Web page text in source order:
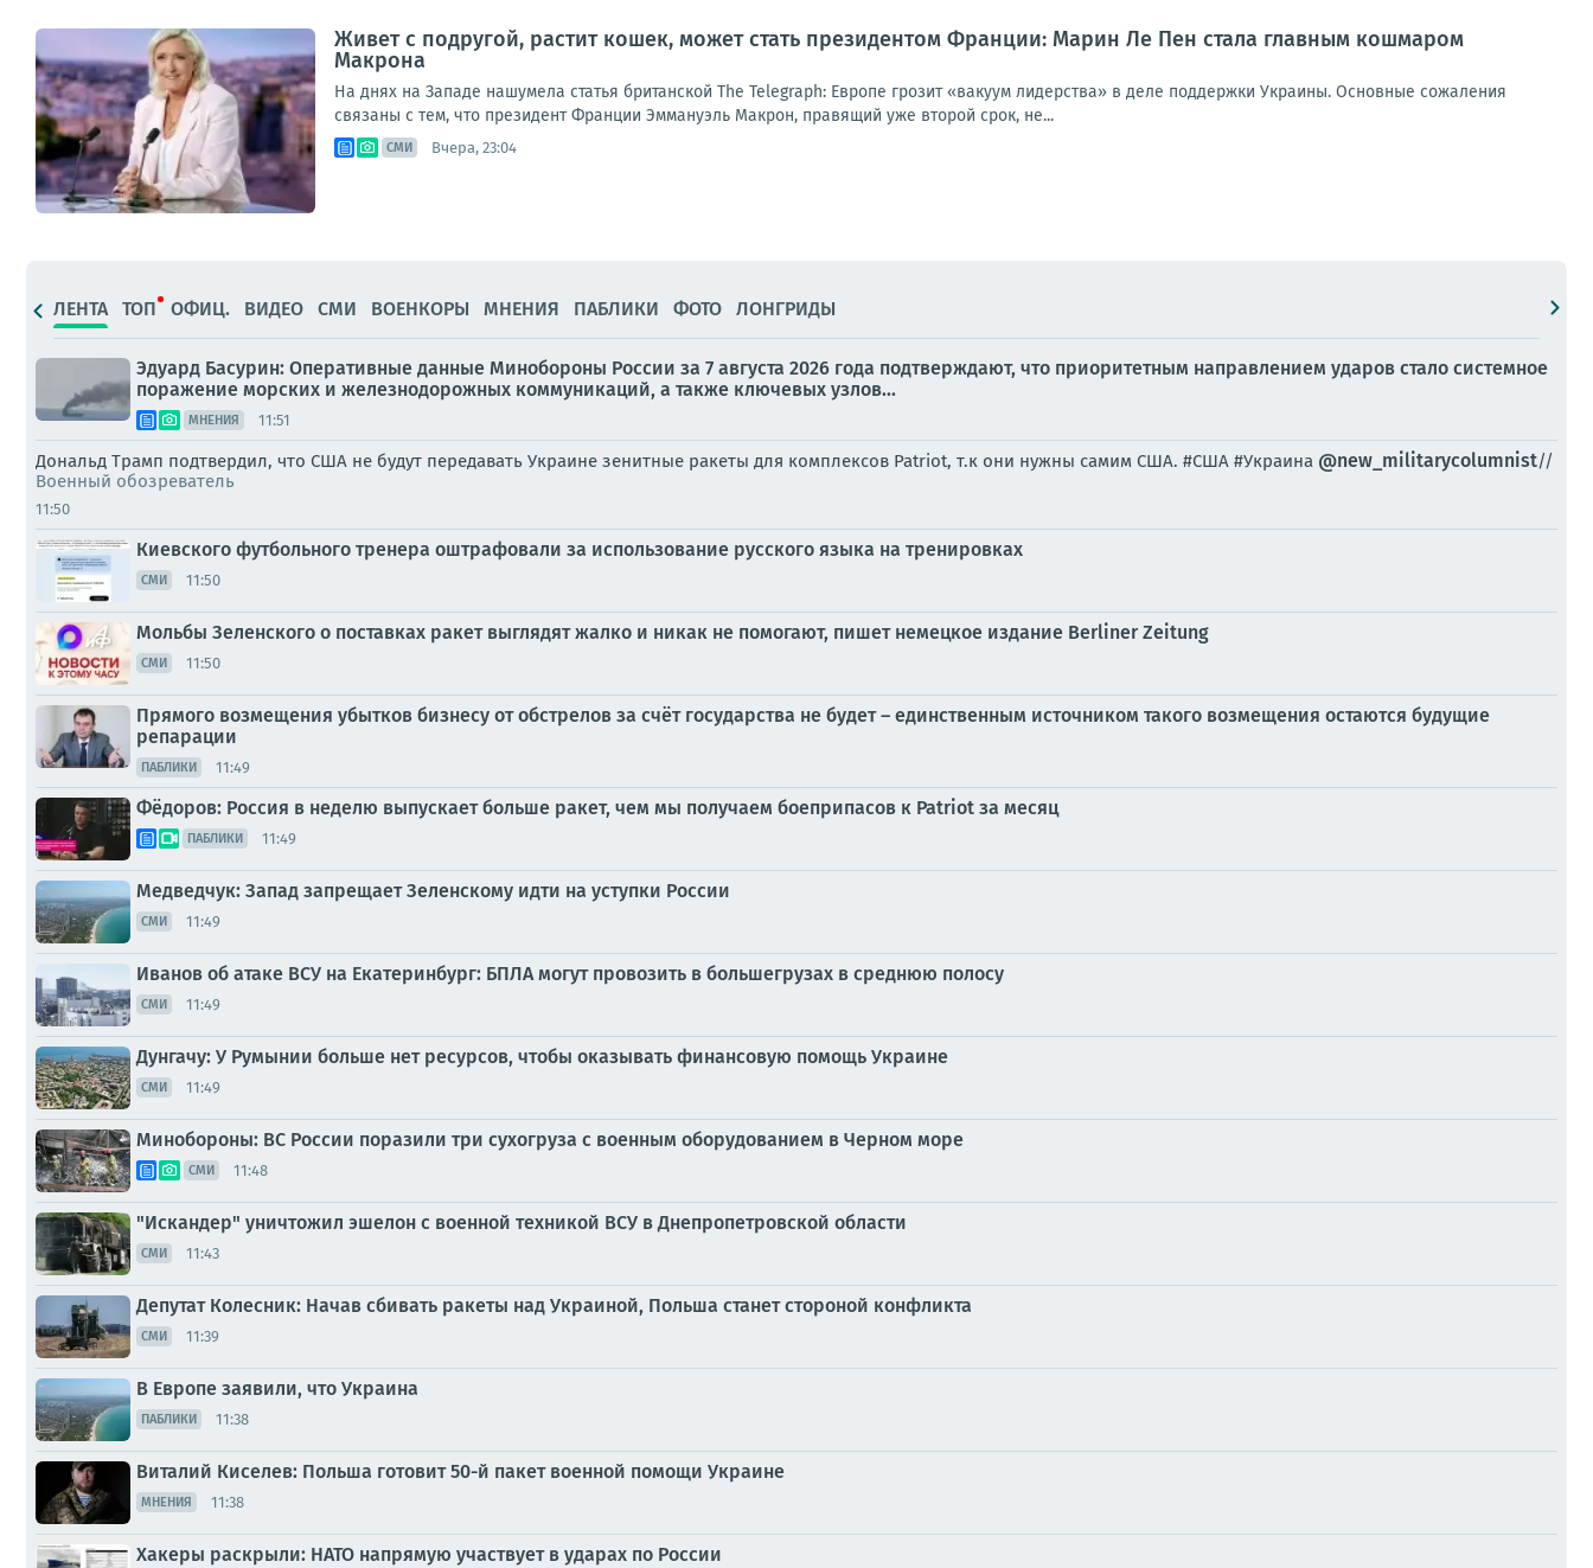
Живет с подругой, растит кошек, может стать президентом Франции: Марин Ле Пен стала главным кошмаром
Макрона
На днях на Западе нашумела статья британской The Telegraph: Европе грозит «вакуум лидерства» в деле поддержки Украины. Основные сожаления
связаны с тем, что президент Франции Эммануэль Макрон, правящий уже второй срок, не...
СМИ Вчера, 23:04
ЛЕНТА ТОП ОФИЦ. ВИДЕО СМИ ВОЕНКОРЫ МНЕНИЯ ПАБЛИКИ ФОТО ЛОНГРИДЫ
Эдуард Басурин: Оперативные данные Минобороны России за 7 августа 2026 года подтверждают, что приоритетным направлением ударов стало системное
поражение морских и железнодорожных коммуникаций, а также ключевых узлов...
МНЕНИЯ 11:51
Дональд Трамп подтвердил, что США не будут передавать Украине зенитные ракеты для комплексов Patriot, т.к они нужны самим США. #США #Украина @new_militarycolumnist//
Военный обозреватель
11:50
Киевского футбольного тренера оштрафовали за использование русского языка на тренировках
СМИ 11:50
Мольбы Зеленского о поставках ракет выглядят жалко и никак не помогают, пишет немецкое издание Berliner Zeitung
СМИ 11:50
Прямого возмещения убытков бизнесу от обстрелов за счёт государства не будет – единственным источником такого возмещения остаются будущие
репарации
ПАБЛИКИ 11:49
Фёдоров: Россия в неделю выпускает больше ракет, чем мы получаем боеприпасов к Patriot за месяц
ПАБЛИКИ 11:49
Медведчук: Запад запрещает Зеленскому идти на уступки России
СМИ 11:49
Иванов об атаке ВСУ на Екатеринбург: БПЛА могут провозить в большегрузах в среднюю полосу
СМИ 11:49
Дунгачу: У Румынии больше нет ресурсов, чтобы оказывать финансовую помощь Украине
СМИ 11:49
Минобороны: ВС России поразили три сухогруза с военным оборудованием в Черном море
СМИ 11:48
"Искандер" уничтожил эшелон с военной техникой ВСУ в Днепропетровской области
СМИ 11:43
Депутат Колесник: Начав сбивать ракеты над Украиной, Польша станет стороной конфликта
СМИ 11:39
В Европе заявили, что Украина
ПАБЛИКИ 11:38
Виталий Киселев: Польша готовит 50-й пакет военной помощи Украине
МНЕНИЯ 11:38
Хакеры раскрыли: НАТО напрямую участвует в ударах по России